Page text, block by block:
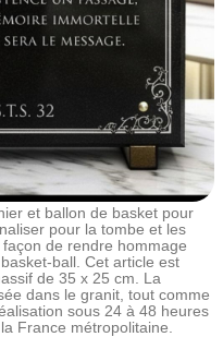
et ballon de basket pour
pour la tombe et les
de rendre hommage
ball. Cet article est
de 35 x 25 cm. La
dans le granit, tout comme
sous 24 à 48 heures
France métropolitaine.